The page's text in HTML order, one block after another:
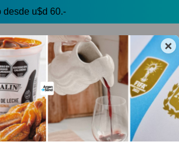
×
desde u$d 60.-
🏷️ Todas las categorías